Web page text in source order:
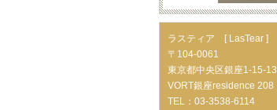
ラスティア [ LasTear ]
〒104-0061
東京都中央区銀座1-15-13
VORT銀座residence 208
TEL：03-3538-6114